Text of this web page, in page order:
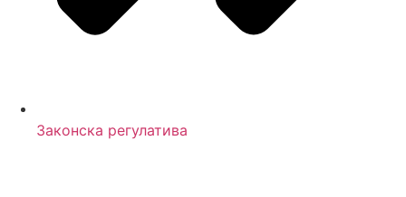
Законска регулатива